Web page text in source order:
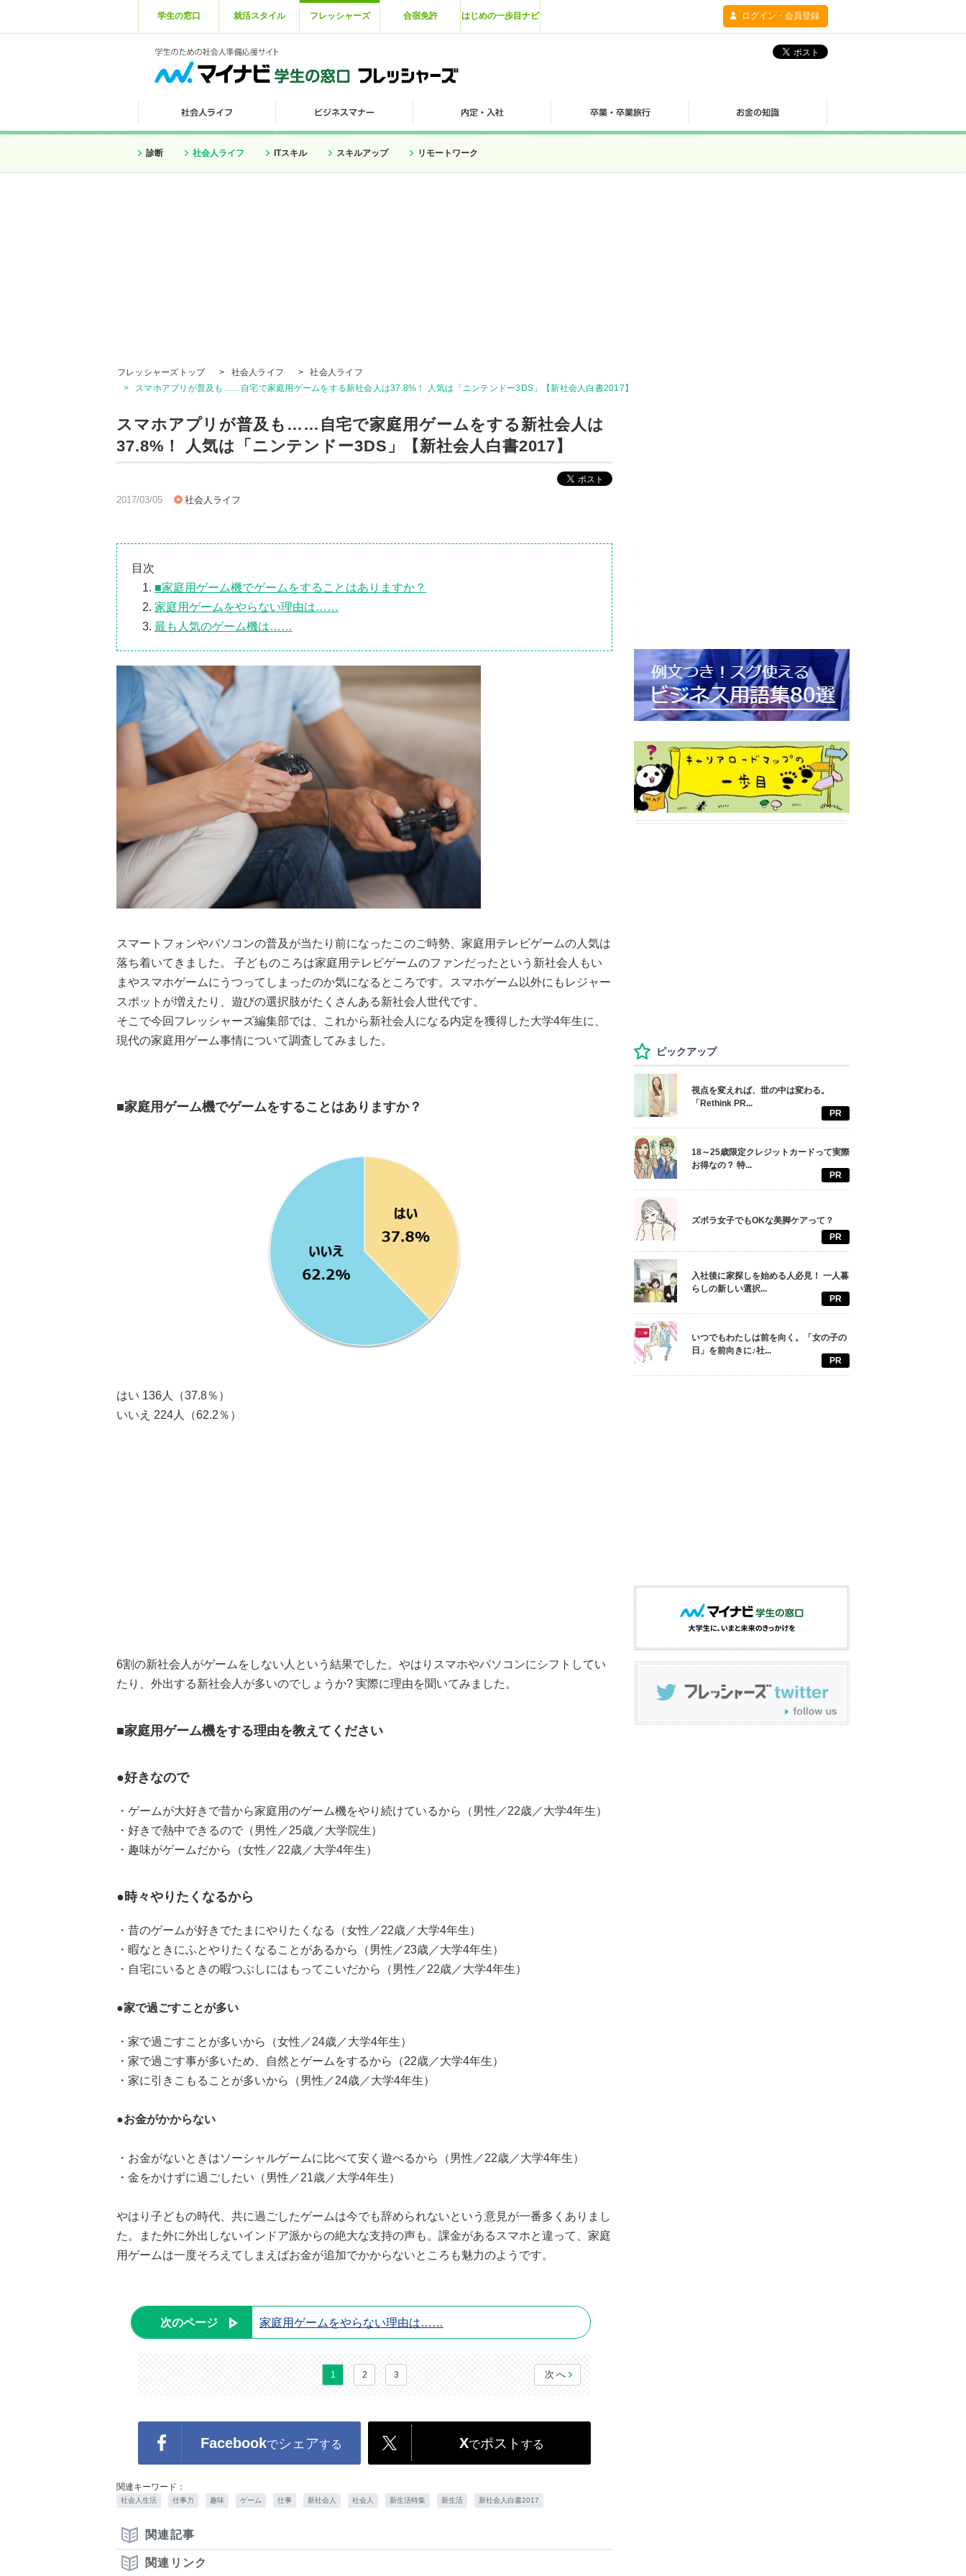
学生の窓口 就活スタイル フレッシャーズ 合宿免許 はじめの一歩目ナビ ログイン・会員登録
診断 社会人ライフ ITスキル スキルアップ リモートワーク
フレッシャーズトップ > 社会人ライフ >
社会人ライフ
>
スマホアプリが普及も……自宅で家庭用ゲームをする新社会人は37.8%！ 人気は「ニンテンドー3DS」【新社会人白書2017】
スマホアプリが普及も……自宅で家庭用ゲームをする新社会人は
37.8%！ 人気は「ニンテンドー3DS」【新社会人白書2017】
2017/03/05 社会人ライフ
目次
■家庭用ゲーム機でゲームをすることはありますか？
家庭用ゲームをやらない理由は……
最も人気のゲーム機は……
スマートフォンやパソコンの普及が当たり前になったこのご時勢、家庭用テレビゲームの人気は
落ち着いてきました。 子どものころは家庭用テレビゲームのファンだったという新社会人もい
まやスマホゲームにうつってしまったのか気になるところです。スマホゲーム以外にもレジャー
スポットが増えたり、遊びの選択肢がたくさんある新社会人世代です。
そこで今回フレッシャーズ編集部では、これから新社会人になる内定を獲得した大学4年生に、
現代の家庭用ゲーム事情について調査してみました。
■家庭用ゲーム機でゲームをすることはありますか？
はい 136人（37.8％）
いいえ 224人（62.2％）
6割の新社会人がゲームをしない人という結果でした。やはりスマホやパソコンにシフトしてい
たり、外出する新社会人が多いのでしょうか? 実際に理由を聞いてみました。
■家庭用ゲーム機をする理由を教えてください
●好きなので
・ゲームが大好きで昔から家庭用のゲーム機をやり続けているから（男性／22歳／大学4年生）
・好きで熱中できるので（男性／25歳／大学院生）
・趣味がゲームだから（女性／22歳／大学4年生）
●時々やりたくなるから
・昔のゲームが好きでたまにやりたくなる（女性／22歳／大学4年生）
・暇なときにふとやりたくなることがあるから（男性／23歳／大学4年生）
・自宅にいるときの暇つぶしにはもってこいだから（男性／22歳／大学4年生）
●家で過ごすことが多い
・家で過ごすことが多いから（女性／24歳／大学4年生）
・家で過ごす事が多いため、自然とゲームをするから（22歳／大学4年生）
・家に引きこもることが多いから（男性／24歳／大学4年生）
●お金がかからない
・お金がないときはソーシャルゲームに比べて安く遊べるから（男性／22歳／大学4年生）
・金をかけずに過ごしたい（男性／21歳／大学4年生）
やはり子どもの時代、共に過ごしたゲームは今でも辞められないという意見が一番多くありまし
た。また外に外出しないインドア派からの絶大な支持の声も。課金があるスマホと違って、家庭
用ゲームは一度そろえてしまえばお金が追加でかからないところも魅力のようです。
次のページ 家庭用ゲームをやらない理由は……
1 2 3 次へ
Facebookでシェアする Xでポスト する
関連キーワード：
社会人生活 仕事力 趣味 ゲーム 仕事 新社会人 社会人 新生活特集 新生活 新社会人白書2017
関連記事
関連リンク
ピックアップ
視点を変えれば、世の中は変わる。
「Rethink PR...
PR
18～25歳限定クレジットカードって実際
お得なの？ 特...
PR
ズボラ女子でもOKな美脚ケアって？
PR
入社後に家探しを始める人必見！ 一人暮
らしの新しい選択...
PR
いつでもわたしは前を向く。「女の子の
日」を前向きに♪社...
PR